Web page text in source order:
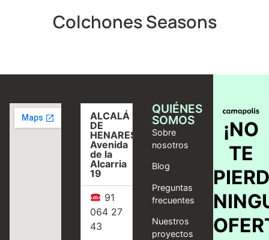
Colchones Seasons
ALCALÁ
DE
HENARES,
Avenida
de la
Alcarria
19
91
064 27
43
QUIÉNES
SOMOS
Sobre
nosotros
Blog
Preguntas
frecuentes
Nuestros
proyectos
¡NO
TE